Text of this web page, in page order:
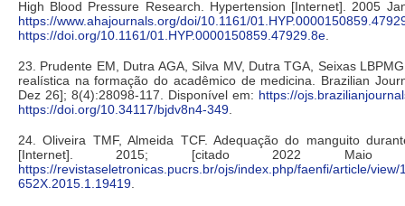
High Blood Pressure Research. Hypertension [Internet]. 2005
https://www.ahajournals.org/doi/10.1161/
https://doi.org/10.1161/01.HYP.0000150859.47929.8e.
23. Prudente EM, Dutra AGA, Silva MV, Dutra TGA, Seixas
realística na formação do acadêmico de medicina. Brazilian
Dez 26]; 8(4):28098-117. Disponível em: https://
https://doi.org/10.34117/bjdv8n4-349.
24. Oliveira TMF, Almeida TCF. Adequação do manguito
[Internet]. 2015; [citado 2022 Maio
https://revistaseletronicas.pucrs.br/ojs/index.php/faenfi/article/view/
652X.2015.1.19419.